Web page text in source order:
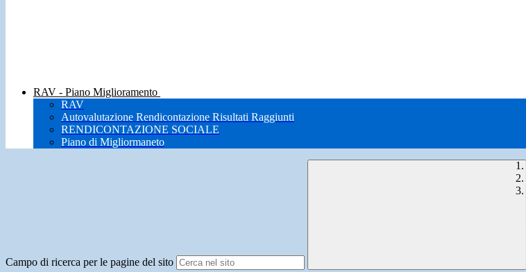
RAV - Piano Miglioramento
RAV
Autovalutazione Rendicontazione Risultati Raggiunti
RENDICONTAZIONE SOCIALE
Piano di Migliormaneto
Campo di ricerca per le pagine del sito